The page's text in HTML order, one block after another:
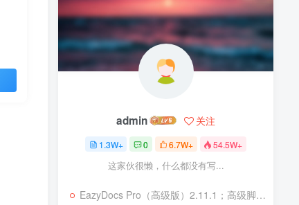
admin 关注
1.3W+ 0 6.7W+ 54.5W+
这家伙很懒，什么都没有写...
EazyDocs Pro（高级版）2.11.1；高级脚本、插件和；移动